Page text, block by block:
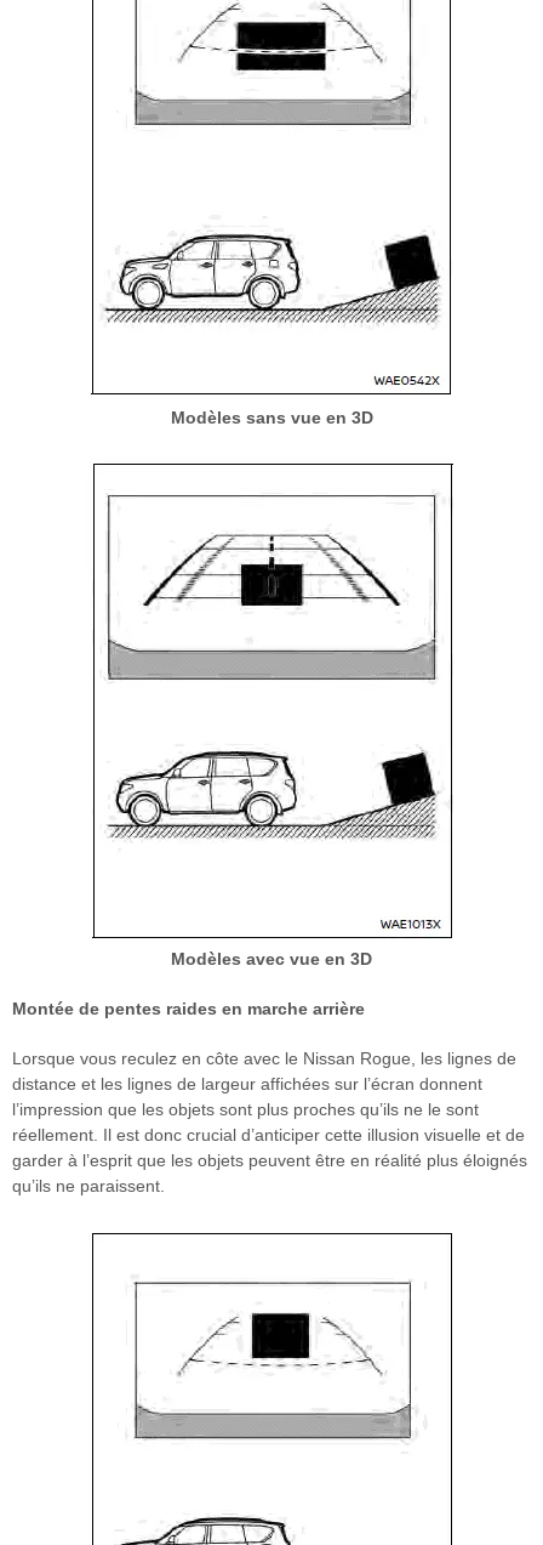
Modèles sans vue en 3D
Modèles avec vue en 3D
Montée de pentes raides en marche arrière
Lorsque vous reculez en côte avec le Nissan Rogue, les lignes de
distance et les lignes de largeur affichées sur l’écran donnent
l’impression que les objets sont plus proches qu’ils ne le sont
réellement. Il est donc crucial d’anticiper cette illusion visuelle et de
garder à l’esprit que les objets peuvent être en réalité plus éloignés
qu’ils ne paraissent.